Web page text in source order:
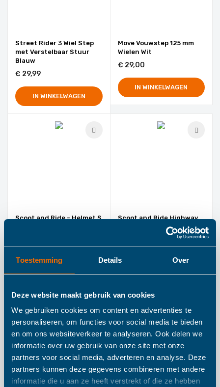
Toestemming Details Over
Deze website maakt gebruik van cookies
We gebruiken cookies om content en advertenties te
personaliseren, om functies voor social media te bieden
en om ons websiteverkeer te analyseren. Ook delen we
informatie over uw gebruik van onze site met onze
partners voor social media, adverteren en analyse. Deze
partners kunnen deze gegevens combineren met andere
informatie die u aan ze heeft verstrekt of die ze hebben
Street Rider 3 Wiel Step
met Verstelbaar Stuur
Blauw
€ 29,99
IN WINKELWAGEN
Move Vouwstep 125 mm
Wielen Wit
€ 29,00
IN WINKELWAGEN
Scoot and Ride - Helmet S
IN WINKELWAGEN
Scoot and Ride Highway
IN WINKELWAGEN
Scoot and Ride Highway Scoot and Ride -